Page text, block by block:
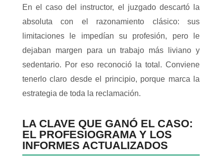
En el caso del instructor, el juzgado descartó la
absoluta con el razonamiento clásico: sus
limitaciones le impedían su profesión, pero le
dejaban margen para un trabajo más liviano y
sedentario. Por eso reconoció la total. Conviene
tenerlo claro desde el principio, porque marca la
estrategia de toda la reclamación.
LA CLAVE QUE GANÓ EL CASO:
EL PROFESIOGRAMA Y LOS
INFORMES ACTUALIZADOS